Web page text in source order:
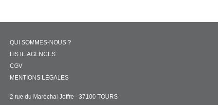
QUI SOMMES-NOUS ?
LISTE AGENCES
CGV
MENTIONS LÉGALES
2 rue du Maréchal Joffre - 37100 TOURS